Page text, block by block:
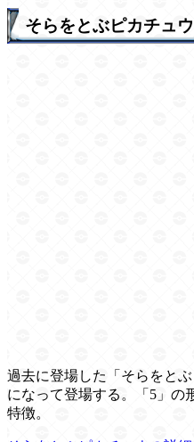
そらをとぶピカチュ
過去に登場した「そらをと
になって登場する。「5」の
特徴。